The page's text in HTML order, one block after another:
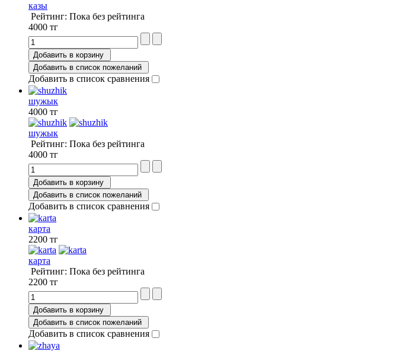
казы
Рейтинг: Пока без рейтинга
4000 тг
Добавить в корзину
Добавить в список пожеланий
Добавить в список сравнения
шужык
4000 тг
шужык
Рейтинг: Пока без рейтинга
4000 тг
Добавить в корзину
Добавить в список пожеланий
Добавить в список сравнения
карта
2200 тг
карта
Рейтинг: Пока без рейтинга
2200 тг
Добавить в корзину
Добавить в список пожеланий
Добавить в список сравнения